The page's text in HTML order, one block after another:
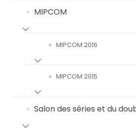
MIPCOM
MIPCOM 2016
MIPCOM 2015
Salon des séries et du